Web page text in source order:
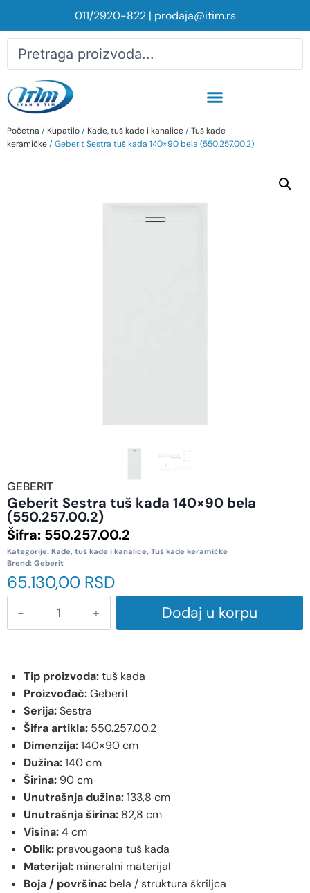
011/2920-822| prodaja@itim.rs
Početna / Kupatilo/ Kade, tuš kade i kanalice/Tuš kade
keramičke/ Geberit Sestra tuš kada 140×90 bela (550.257.00.2)
GEBERIT
Geberit Sestra tuš kada 140×90 bela
(550.257.00.2)
Šifra: 550.257.00.2
Kategorije: Kade, tuš kade i kanalice, Tuš kade keramičke
Brend: Geberit
65.130,00 RSD
Dodaj u korpu
Tip proizvoda:tuš kada
Proizvođač:Geberit
Serija:Sestra
Šifra artikla: 550.257.00.2
Dimenzija:140×90 cm
Dužina:140 cm
Širina: 90 cm
Unutrašnja dužina:133,8 cm
Unutrašnja širina: 82,8 cm
Visina:4 cm
Oblik: pravougaona tuš kada
Materijal: mineralni materijal
Boja / površina: bela / struktura škriljca